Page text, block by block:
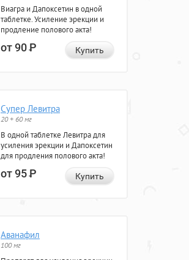
Виагра и Дапоксетин в одной
таблетке. Усиление эрекции и
продление полового акта!
от 90Р Купить
Супер Левитра
20 + 60 мг
В одной таблетке Левитра для
усиления эрекции и Дапоксетин
для продления полового акта!
от 95Р Купить
Аванафил
100 мг